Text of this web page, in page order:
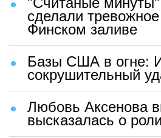
сделали
Финском заливе
Базы США в огне:
сокрушительный
Любовь Аксенова
высказалась о